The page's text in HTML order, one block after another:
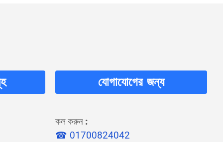
যোগাযোগের জন্য
কল করুন:
☎ 01700824042